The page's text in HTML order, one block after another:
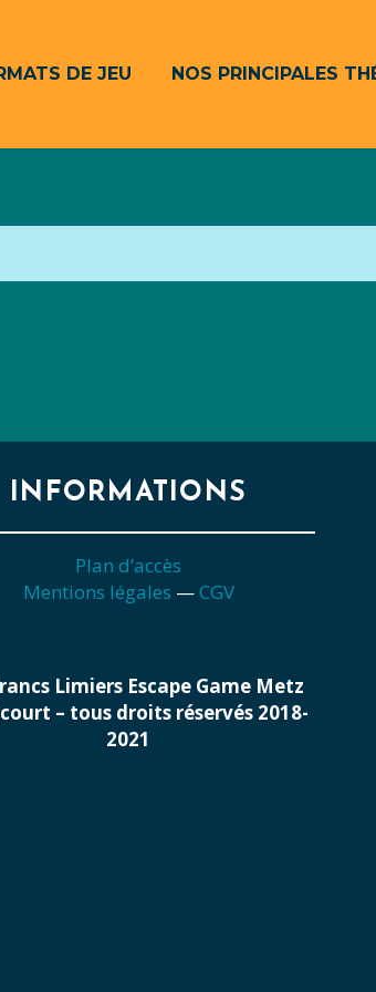
DE JEU NOS PRINCIPALES
INFORMATIONS
Plan d’accès
Mentions légales —CGV
Limiers Escape Game Metz
– tous droits réservés 2018-
2021